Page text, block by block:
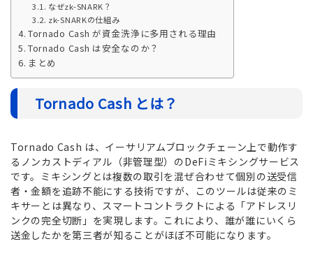
なぜzk-SNARK？
zk-SNARKの仕組み
Tornado Cash が資金洗浄に多用される理由
Tornado Cash は安全なのか？
まとめ
Tornado Cash とは？
Tornado Cash は、イーサリアムブロックチェーン上で動作す
るノンカストディアル（非管理型）のDeFiミキシングサービス
です。ミキシングとは複数の取引を混ぜ合わせて個別の送受信
者・金額を追跡不能にする技術ですが、このツールは従来のミ
キサーとは異なり、スマートコントラクトによる「アドレスリ
ンクの完全切断」を実現します。これにより、誰が誰にいくら
送金したかを第三者が知ることがほぼ不可能になります。